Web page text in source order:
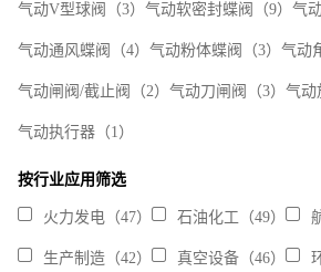
气动V型球阀 （3） 气动软密封蝶阀 （9） 气
气动通风蝶阀 （4） 气动粉体蝶阀 （3） 气动
气动闸阀/截止阀 （2） 气动刀闸阀 （3） 气动
气动执行器 （1）
按行业应用筛选
火力发电（47） 石油化工（49）
生产制造（42） 真空设备（46）